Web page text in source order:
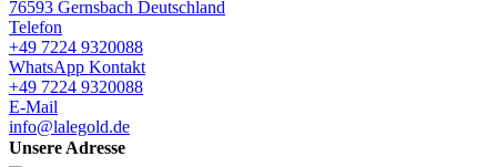
76593 Gernsbach Deutschland
Telefon
+49 7224 9320088
WhatsApp Kontakt
+49 7224 9320088
E-Mail
info@lalegold.de
Unsere Adresse